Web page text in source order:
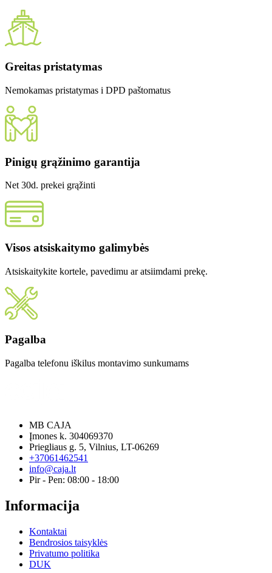
Greitas pristatymas
Nemokamas pristatymas i DPD paštomatus
Pinigų grąžinimo garantija
Net 30d. prekei grąžinti
Visos atsiskaitymo galimybės
Atsiskaitykite kortele, pavedimu ar atsiimdami prekę.
Pagalba
Pagalba telefonu iškilus montavimo sunkumams
MB CAJA
Įmones k. 304069370
Priegliaus g. 5, Vilnius, LT-06269
+37061462541
info@caja.lt
Pir - Pen: 08:00 - 18:00
Informacija
Kontaktai
Bendrosios taisyklės
Privatumo politika
DUK